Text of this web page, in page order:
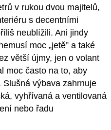
v rukou dvou majitelů,
s decentními
neublížili. Ani jindy
moc „jetě” a také
větší újmy, jen o volant
moc často na to, aby
výbava zahrnuje
vyhřívaná a ventilovaná
nebo řadu